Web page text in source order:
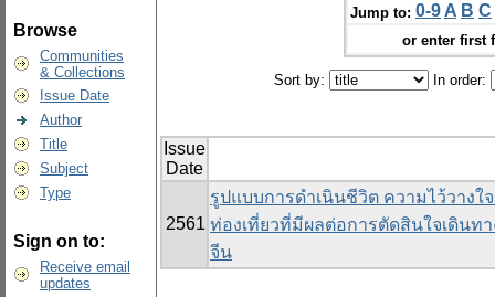
Browse
Communities
& Collections
Issue Date
Author
Title
Subject
Type
Sign on to:
Receive email
updates
Jump to: 0-9 A B C
or enter first
Sort by: In order:
Issue
Date
2561
รูปแบบการดำเนินชีวิต ความไว้วาง
ท่องเที่ยวที่มีผลต่อการตัดสินใจเดินท
จีน